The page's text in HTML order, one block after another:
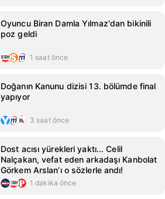
Oyuncu Biran Damla Yılmaz'dan bikinili
poz geldi
1 saat önce
Doğanın Kanunu dizisi 13. bölümde final
yapıyor
3 saat önce
Dost acısı yürekleri yaktı... Celil
Nalçakan, vefat eden arkadaşı Kanbolat
Görkem Arslan’ı o sözlerle andı!
1 dakika önce